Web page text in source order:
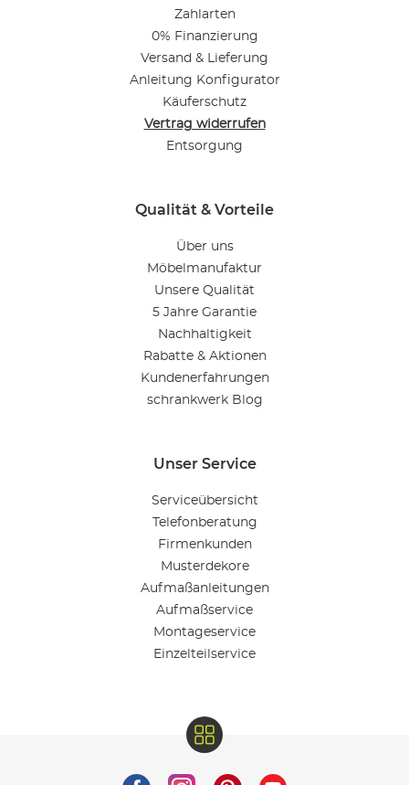
Zahlarten
0% Finanzierung
Versand & Lieferung
Anleitung Konfigurator
Käuferschutz
Vertrag widerrufen
Entsorgung
Qualität & Vorteile
Über uns
Möbelmanufaktur
Unsere Qualität
5 Jahre Garantie
Nachhaltigkeit
Rabatte & Aktionen
Kundenerfahrungen
schrankwerk Blog
Unser Service
Serviceübersicht
Telefonberatung
Firmenkunden
Musterdekore
Aufmaßanleitungen
Aufmaßservice
Montageservice
Einzelteilservice